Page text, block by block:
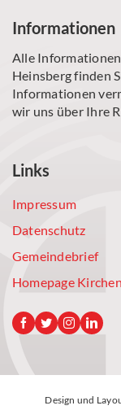
Informationen
Alle
Heinsberg finden
Informationen
wir uns über Ihre
Links
Impressum
Datenschutz
Gemeindebrief
Homepage
Design und